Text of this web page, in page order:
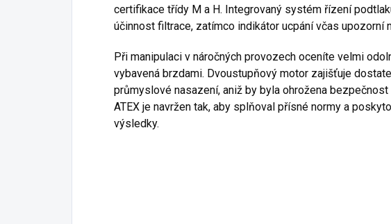
certifikace třídy M a H. Integrovaný systém řízení
účinnost filtrace, zatímco indikátor ucpání včas upozorní
Při manipulaci v náročných provozech oceníte velmi
vybavená brzdami. Dvoustupňový motor zajišťuje
průmyslové nasazení, aniž by byla ohrožena
ATEX je navržen tak, aby splňoval přísné normy a
výsledky.